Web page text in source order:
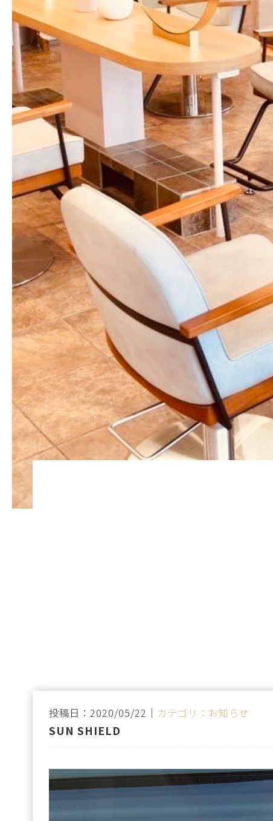
投稿日：2020/05/22｜ カテゴリ：お知らせ
SUN SHIELD